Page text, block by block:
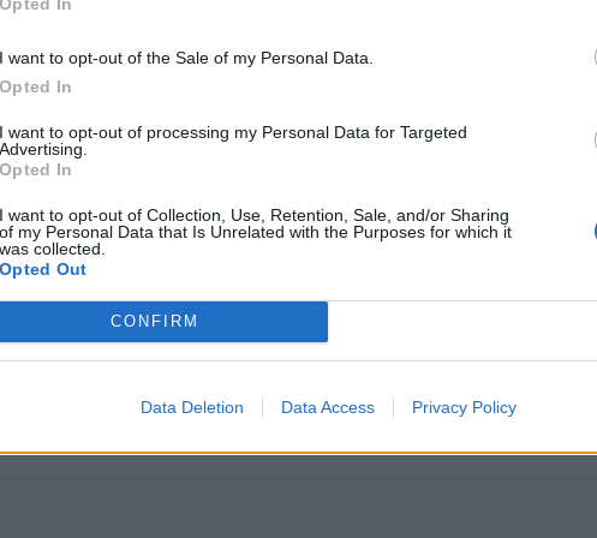
I want to opt-out of the Sale of my Personal Data.
Opted In
I want to opt-out of processing my Personal Data for Targeted
Advertising.
Opted In
I want to opt-out of Collection, Use, Retention, Sale, and/or Sharing
of my Personal Data that Is Unrelated with the Purposes for which it
was collected.
Opted Out
CONFIRM
Data Deletion Data Access Privacy Policy
vit sida , som de ska va! Mexar style.. eller ibland WW Diggisar
sidepipes. Ned flyttad framkofångare. Eldkastare.